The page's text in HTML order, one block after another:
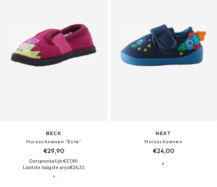
BECK
Huisschoenen 'Eule'
€29,90
Oorspronkelijk: €37,90
Laatste laagste prijs:€26,32
NEXT
Huisschoenen
€24,00